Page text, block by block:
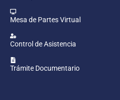
Mesa de Partes Virtual
Control de Asistencia
Trámite Documentario